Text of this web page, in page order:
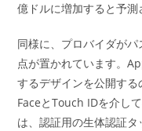
億ドルに増加すると予測
同様に、プロバイダが
点が置かれています。
するデザインを公開す
FaceとTouch IDを介し
は、認証用の生体認証